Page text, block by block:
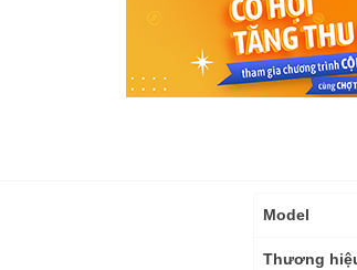
Thông
kỹ
Model
Thương